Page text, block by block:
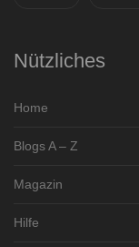
Nützliches
Home
Blogs A – Z
Magazin
Hilfe